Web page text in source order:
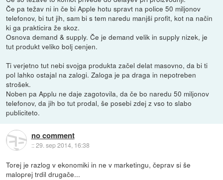
Če pa težav ni in če bi Apple hotu spravt na police 50 miljonov
telefonov, bi tut jih, sam bi s tem naredu manjši profit, kot na način
ki ga prakticira že skoz.
Osnova demand & supply. Če je demand velik in supply nizek, je
tut produkt veliko bolj cenjen.
Ti verjetno tut nebi svojga produkta začel delat masovno, da bi ti
pol lahko ostajal na zalogi. Zaloga je pa draga in nepotreben
strošek.
Noben pa Applu ne daje zagotovila, da če bo naredu 50 miljonov
telefonov, da jih bo tut prodal, še posebi zdej z vso to slabo
publiciteto.
no comment
::29. sep 2014, 16:38
Torej je razlog v ekonomiki in ne v marketingu, čeprav si še
maloprej trdil drugače...